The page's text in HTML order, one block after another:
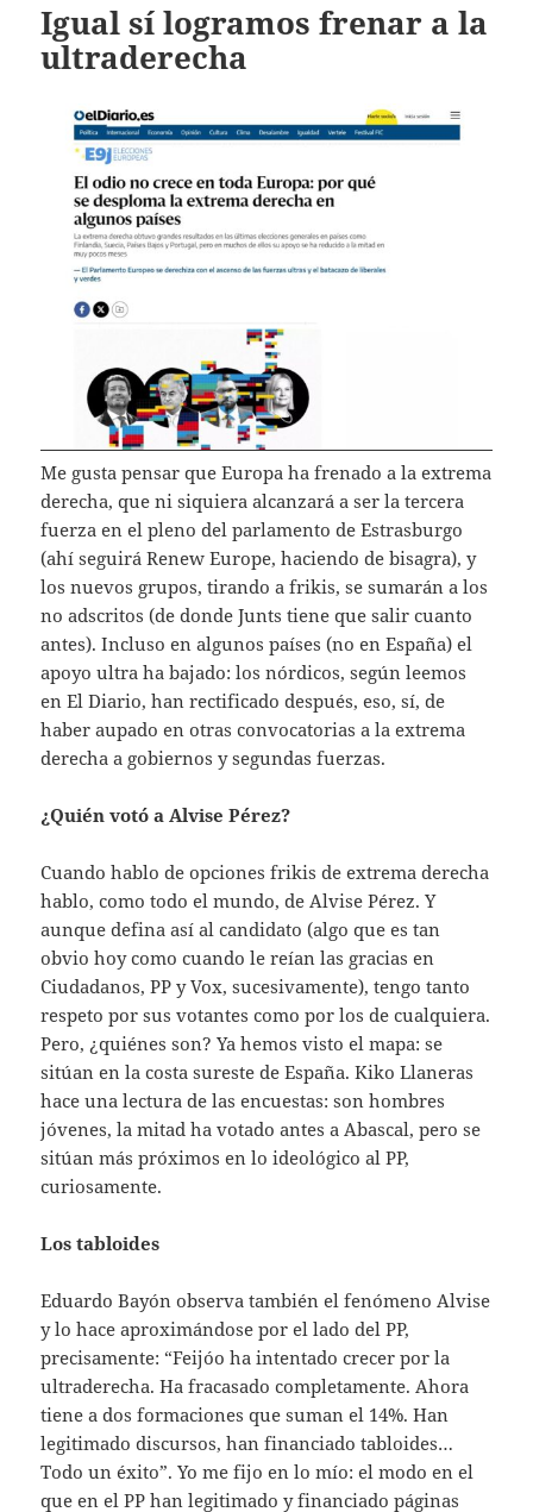
Igual sí logramos frenar a la
ultraderecha
Me gusta pensar que Europa ha frenado a la extrema
derecha, que ni siquiera alcanzará a ser la tercera
fuerza en el pleno del parlamento de Estrasburgo
(ahí seguirá Renew Europe, haciendo de bisagra), y
los nuevos grupos, tirando a frikis, se sumarán a los
no adscritos (de donde Junts tiene que salir cuanto
antes). Incluso en algunos países (no en España) el
apoyo ultra ha bajado: los nórdicos, según leemos
en El Diario, han rectificado después, eso, sí, de
haber aupado en otras convocatorias a la extrema
derecha a gobiernos y segundas fuerzas.
¿Quién votó a Alvise Pérez?
Cuando hablo de opciones frikis de extrema derecha
hablo, como todo el mundo, de Alvise Pérez. Y
aunque defina así al candidato (algo que es tan
obvio hoy como cuando le reían las gracias en
Ciudadanos, PP y Vox, sucesivamente), tengo tanto
respeto por sus votantes como por los de cualquiera.
Pero, ¿quiénes son? Ya hemos visto el mapa: se
sitúan en la costa sureste de España. Kiko Llaneras
hace una lectura de las encuestas: son hombres
jóvenes, la mitad ha votado antes a Abascal, pero se
sitúan más próximos en lo ideológico al PP,
curiosamente.
Los tabloides
Eduardo Bayón observa también el fenómeno Alvise
y lo hace aproximándose por el lado del PP,
precisamente: “Feijóo ha intentado crecer por la
ultraderecha. Ha fracasado completamente. Ahora
tiene a dos formaciones que suman el 14%. Han
legitimado discursos, han financiado tabloides…
Todo un éxito”. Yo me fijo en lo mío: el modo en el
que en el PP han legitimado y financiado páginas